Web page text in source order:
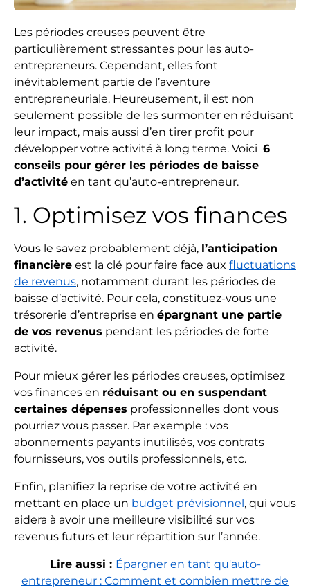
Les périodes creuses peuvent être
particulièrement stressantes pour les auto-
entrepreneurs. Cependant, elles font
inévitablement partie de l’aventure
entrepreneuriale. Heureusement, il est non
seulement possible de les surmonter en réduisant
leur impact, mais aussi d’en tirer profit pour
développer votre activité à long terme. Voici 6
conseils pour gérer les périodes de baisse
d’activité en tant qu’auto-entrepreneur.
1. Optimisez vos finances
Vous le savez probablement déjà, l’anticipation
financière est la clé pour faire face aux fluctuations
de revenus, notamment durant les périodes de
baisse d’activité. Pour cela, constituez-vous une
trésorerie d’entreprise en épargnant une partie
de vos revenus pendant les périodes de forte
activité.
Pour mieux gérer les périodes creuses, optimisez
vos finances en réduisant ou en suspendant
certaines dépenses professionnelles dont vous
pourriez vous passer. Par exemple : vos
abonnements payants inutilisés, vos contrats
fournisseurs, vos outils professionnels, etc.
Enfin, planifiez la reprise de votre activité en
mettant en place un budget prévisionnel, qui vous
aidera à avoir une meilleure visibilité sur vos
revenus futurs et leur répartition sur l’année.
Lire aussi : Épargner en tant qu'auto-
entrepreneur : Comment et combien mettre de